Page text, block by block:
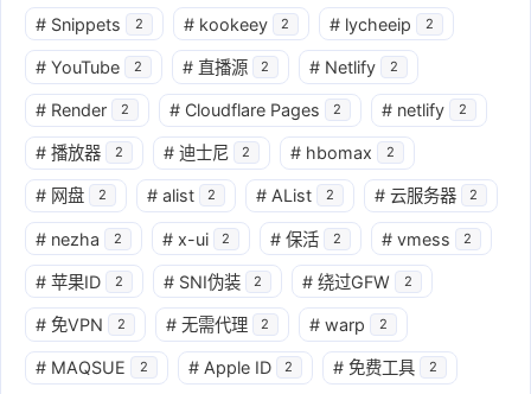
# Snippets 2 # kookeey 2 # lycheeip 2
# YouTube 2 # 直播源 2 # Netlify 2
# Render 2 # Cloudflare Pages 2 # netlify 2
# 播放器 2 # 迪士尼 2 # hbomax 2
# 网盘 2 # alist 2 # AList 2 # 云服务器 2
# nezha 2 # x-ui 2 # 保活 2 # vmess 2
# 苹果ID 2 # SNI伪装 2 # 绕过GFW 2
# 免VPN 2 # 无需代理 2 # warp 2
# MAQSUE 2 # Apple ID 2 # 免费工具 2